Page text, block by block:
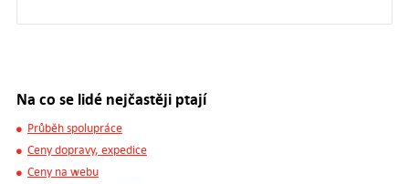
Na co se lidé nejčastěji ptají
Průběh spolupráce
Ceny dopravy, expedice
Ceny na webu